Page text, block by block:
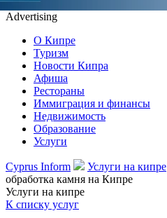
Advertising
О Кипре
Туризм
Новости Кипра
Афиша
Рестораны
Иммиграция и финансы
Недвижимость
Образование
Услуги
Cyprus Inform Услуги на кипре
обработка камня на Кипре
Услуги на кипре
К списку услуг